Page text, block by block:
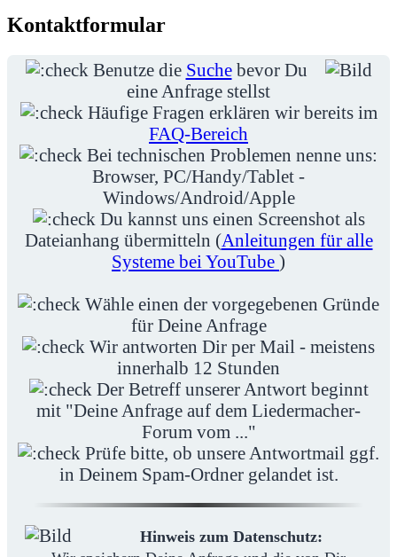
Kontaktformular
Benutze die Suchebevor Du
eine Anfrage stellst
Häufige Fragen erklären wir bereits im
FAQ-Bereich
Bei technischen Problemen nenne uns:
Browser, PC/Handy/Tablet -
Windows/Android/Apple
Du kannst uns einen Screenshot als
Dateianhang übermitteln (Anleitungen für alle
Systeme bei YouTube )
Wähle einen der vorgegebenen Gründe
für Deine Anfrage
Wir antworten Dir per Mail - meistens
innerhalb 12 Stunden
Der Betreff unserer Antwort beginnt
mit "Deine Anfrage auf dem Liedermacher-
Forum vom ..."
Prüfe bitte, ob unsere Antwortmail ggf.
in Deinem Spam-Ordner gelandet ist.
Hinweis zum Datenschutz: